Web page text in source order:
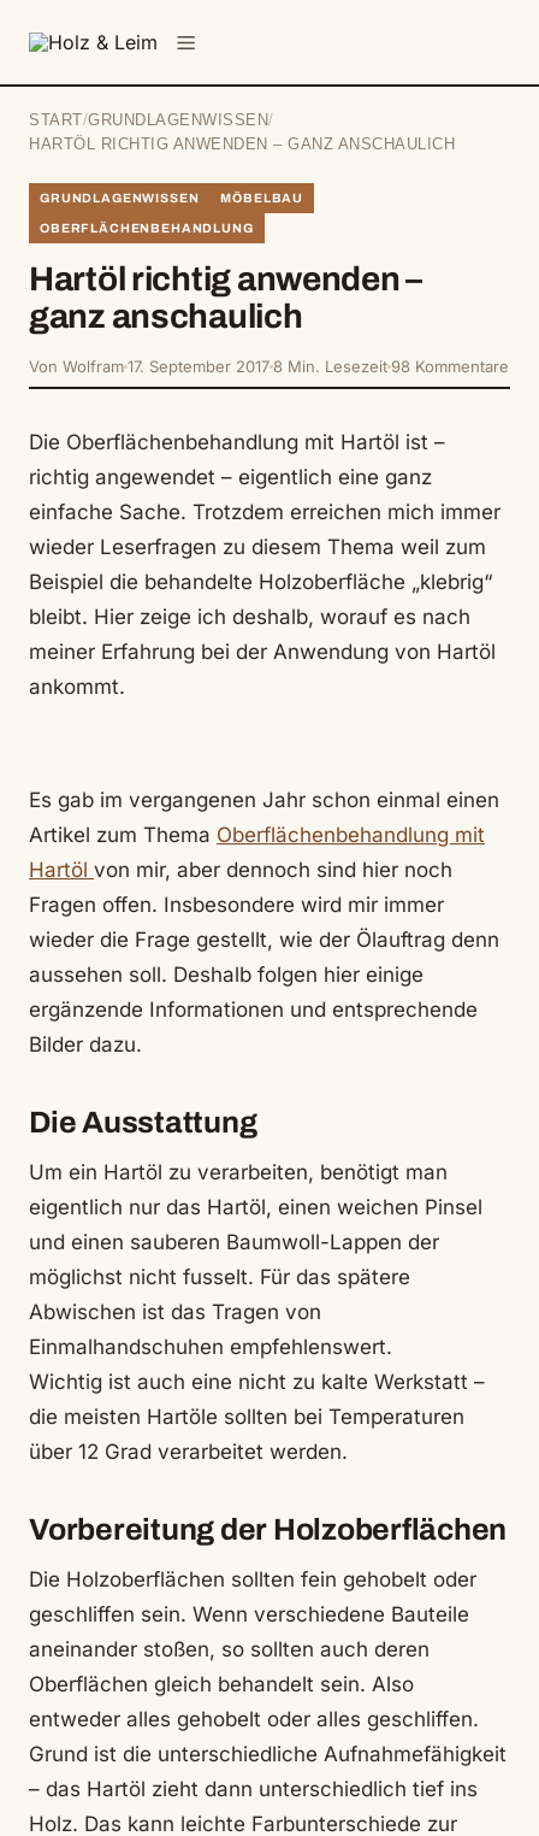
START /GRUNDLAGENWISSEN/
HARTÖL RICHTIG ANWENDEN – GANZ ANSCHAULICH
GRUNDLAGENWISSEN MÖBELBAU
OBERFLÄCHENBEHANDLUNG
Hartöl richtig anwenden –
ganz anschaulich
Von Wolfram17. September 20178 Min. Lesezeit98 Kommentare
Die Oberflächenbehandlung mit Hartöl ist –
richtig angewendet – eigentlich eine ganz
einfache Sache. Trotzdem erreichen mich immer
wieder Leserfragen zu diesem Thema weil zum
Beispiel die behandelte Holzoberfläche „klebrig“
bleibt. Hier zeige ich deshalb, worauf es nach
meiner Erfahrung bei der Anwendung von Hartöl
ankommt.
Es gab im vergangenen Jahr schon einmal einen
Artikel zum Thema Oberflächenbehandlung mit
Hartöl von mir, aber dennoch sind hier noch
Fragen offen. Insbesondere wird mir immer
wieder die Frage gestellt, wie der Ölauftrag denn
aussehen soll. Deshalb folgen hier einige
ergänzende Informationen und entsprechende
Bilder dazu.
Die Ausstattung
Um ein Hartöl zu verarbeiten, benötigt man
eigentlich nur das Hartöl, einen weichen Pinsel
und einen sauberen Baumwoll-Lappen der
möglichst nicht fusselt. Für das spätere
Abwischen ist das Tragen von
Einmalhandschuhen empfehlenswert.
Wichtig ist auch eine nicht zu kalte Werkstatt –
die meisten Hartöle sollten bei Temperaturen
über 12 Grad verarbeitet werden.
Vorbereitung der Holzoberflächen
Die Holzoberflächen sollten fein gehobelt oder
geschliffen sein. Wenn verschiedene Bauteile
aneinander stoßen, so sollten auch deren
Oberflächen gleich behandelt sein. Also
entweder alles gehobelt oder alles geschliffen.
Grund ist die unterschiedliche Aufnahmefähigkeit
– das Hartöl zieht dann unterschiedlich tief ins
Holz. Das kann leichte Farbunterschiede zur